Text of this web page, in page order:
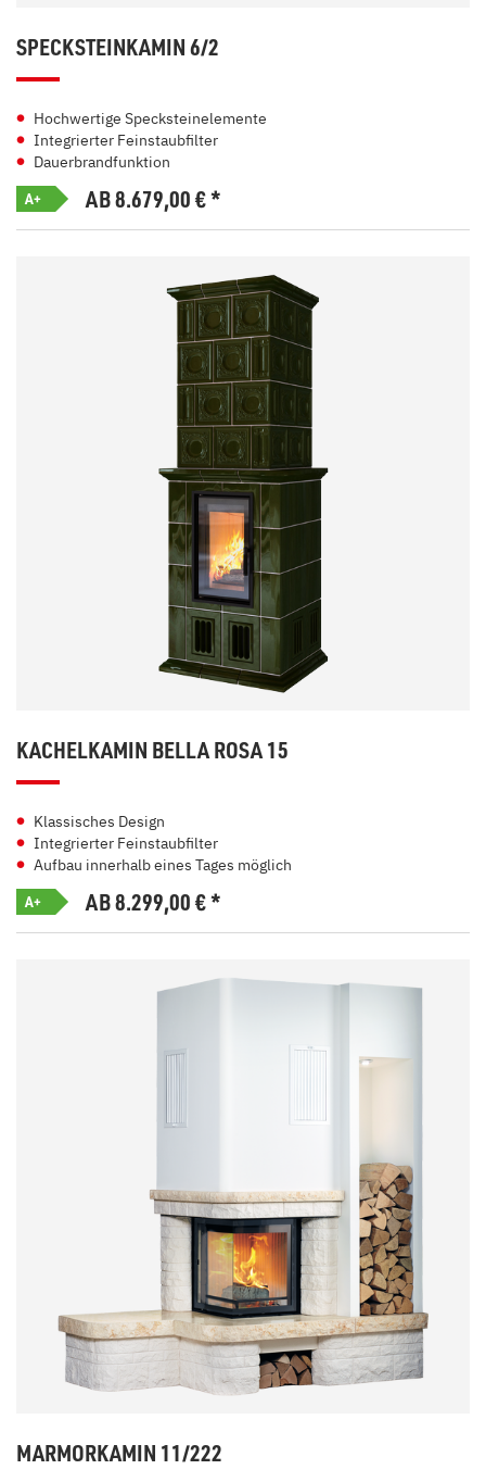
SPECKSTEINKAMIN 6/2
Hochwertige Specksteinelemente
Integrierter Feinstaubfilter
Dauerbrandfunktion
A+ AB 8.679,00€*
KACHELKAMIN BELLA ROSA 15
Klassisches Design
Integrierter Feinstaubfilter
Aufbau innerhalb eines Tages möglich
A+ AB 8.299,00€*
MARMORKAMIN 11/222